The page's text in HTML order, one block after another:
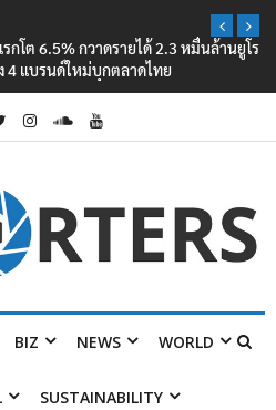
กโต 6.5% กวาดรายได้ 2.3 หมื่นล้านยูโร
4 แบรนด์ใหม่บุกตลาดไทย
BIZ NEWS WORLD
SUSTAINABILITY